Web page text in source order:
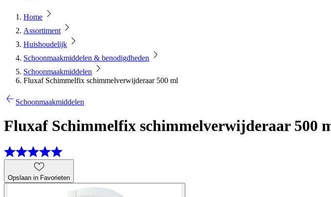
Home
Assortiment
Huishoudelijk
Schoonmaakmiddelen & benodigdheden
Schoonmaakmiddelen
Fluxaf Schimmelfix schimmelverwijderaar 500 ml
Schoonmaakmiddelen
Fluxaf Schimmelfix schimmelverwijderaar 500
Opslaan in Favorieten